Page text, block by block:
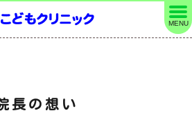
MENU
長の想い